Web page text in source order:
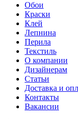
Обои
Краски
Клей
Лепнина
Перила
Текстиль
О компании
Дизайнерам
Статьи
Доставка и
Контакты
Вакансии